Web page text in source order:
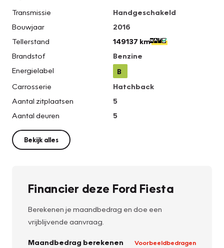
Transmissie
Handgeschakeld
Bouwjaar
2016
Tellerstand
149137 km
Brandstof
Benzine
Energielabel
B
Carrosserie
Hatchback
Aantal zitplaatsen
5
Aantal deuren
5
Bekijk alles
Financier deze Ford Fiesta
Berekenen je maandbedrag en doe een
vrijblijvende aanvraag.
Maandbedrag berekenen Voorbeeldbedragen